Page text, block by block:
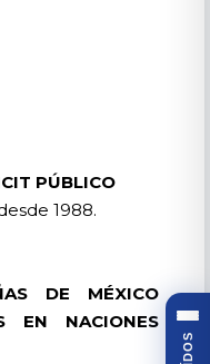
PÚBLICO
1988.
DE MÉXICO
EN NACIONES